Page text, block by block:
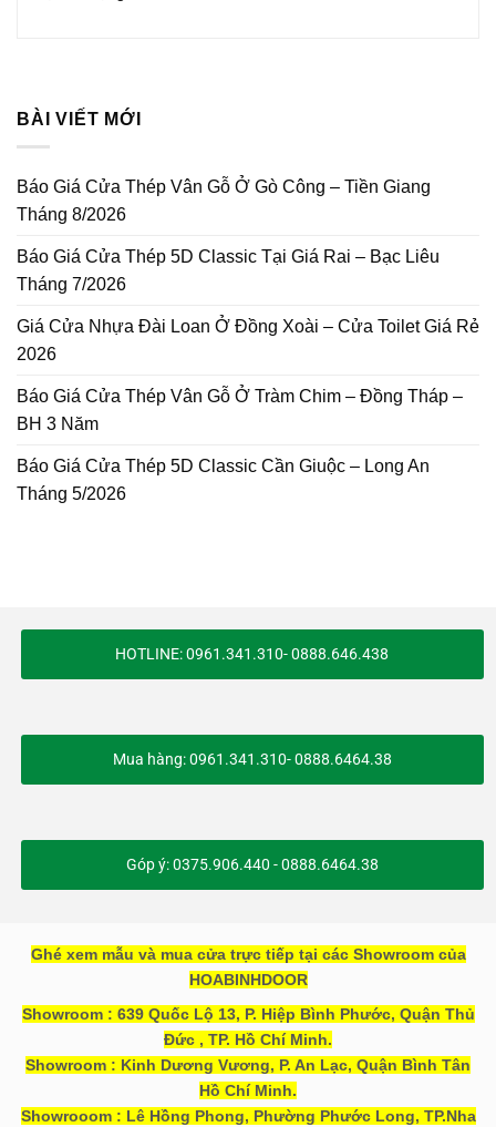
BÀI VIẾT MỚI
Báo Giá Cửa Thép Vân Gỗ Ở Gò Công – Tiền Giang
Tháng 8/2026
Báo Giá Cửa Thép 5D Classic Tại Giá Rai – Bạc Liêu
Tháng 7/2026
Giá Cửa Nhựa Đài Loan Ở Đồng Xoài – Cửa Toilet Giá Rẻ
2026
Báo Giá Cửa Thép Vân Gỗ Ở Tràm Chim – Đồng Tháp –
BH 3 Năm
Báo Giá Cửa Thép 5D Classic Cần Giuộc – Long An
Tháng 5/2026
HOTLINE: 0961.341.310- 0888.646.438
Mua hàng: 0961.341.310- 0888.6464.38
Góp ý: 0375.906.440 - 0888.6464.38
Ghé xem mẫu và mua cửa trực tiếp tại các Showroom của
HOABINHDOOR
Showroom : 639 Quốc Lộ 13, P. Hiệp Bình Phước, Quận Thủ
Đức , TP. Hồ Chí Minh.
Showroom : Kinh Dương Vương, P. An Lạc, Quận Bình Tân
Hồ Chí Minh.
Showrooom : Lê Hồng Phong, Phường Phước Long, TP.Nha